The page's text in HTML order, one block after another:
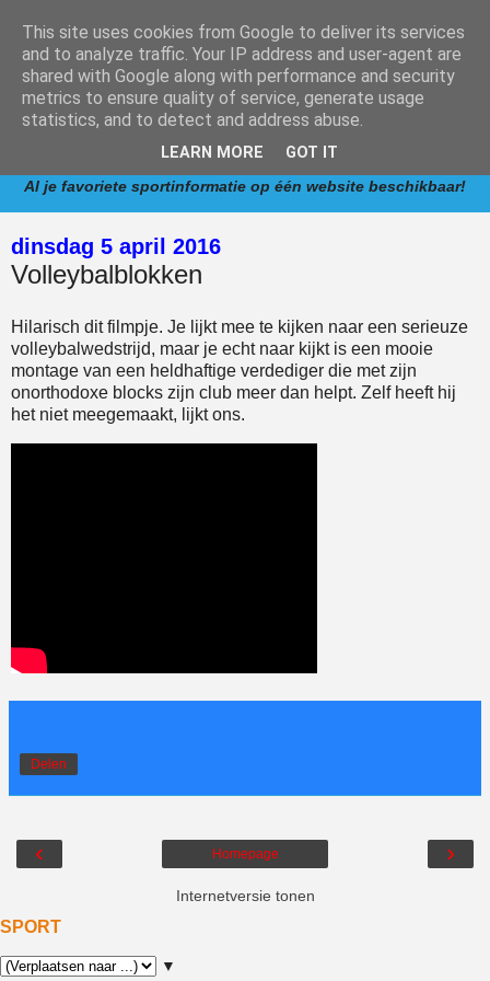
www.competitie.nlis een informatieve website met
sporten in Nederland.
Al je favoriete sportinformatie op één website beschikbaar!
dinsdag 5 april 2016
Volleybalblokken
Hilarisch dit filmpje. Je lijkt mee te kijken naar een serieuze
volleybalwedstrijd, maar je echt naar kijkt is een mooie
montage van een heldhaftige verdediger die met zijn
onorthodoxe blocks zijn club meer dan helpt. Zelf heeft hij
het niet meegemaakt, lijkt ons.
Delen
‹ ›
Homepage
Internetversie tonen
SPORT
▼
This site uses cookies from Google to deliver its services
and to analyze traffic. Your IP address and user-agent are
shared with Google along with performance and security
metrics to ensure quality of service, generate usage
statistics, and to detect and address abuse.
LEARN MORE GOT IT